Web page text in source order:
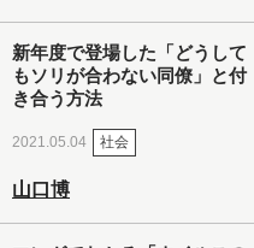
新年度で登場した「どうして
もソリが合わない同僚」と付
き合う方法
2021.05.04 社会
山口博